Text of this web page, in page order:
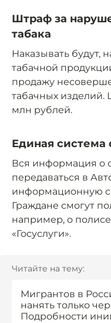
Штраф за
табака
Наказывать будут,
табачной
продажу
табачных изделий.
млн рублей.
Единая система
Вся информация о
передаваться в
информационную
Граждане смогут
например, о
«Госуслуги».
Читайте на тему:
Мигрантов в
нанять только
Подробности